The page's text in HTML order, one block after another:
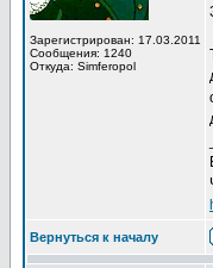
Зарегистрирован: 17.03.2011
Сообщения: 1240
Откуда: Simferopol
Вернуться к началу